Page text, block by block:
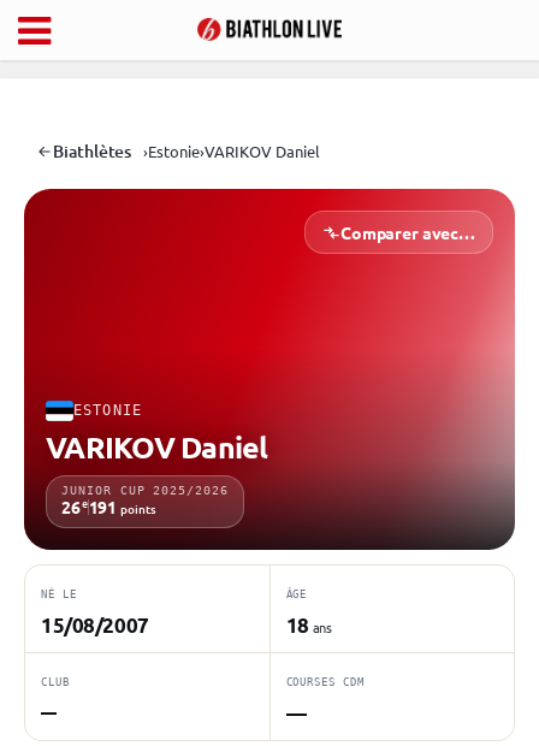
Biathlètes ›Estonie›VARIKOV Daniel
ESTONIE
VARIKOV Daniel
JUNIOR CUP 2025/2026
26e191 points
Comparer avec…
NÉ LE
15/08/2007
ÂGE
18 ans
CLUB
—
COURSES CDM
—